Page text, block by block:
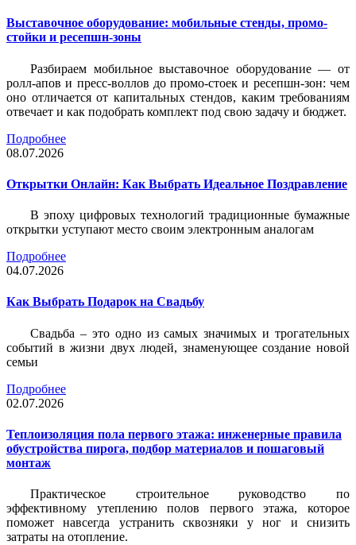
Выставочное оборудование: мобильные стенды, промо-
стойки и ресепшн-зоны
Разбираем мобильное выставочное оборудование — от
ролл-апов и пресс-воллов до промо-стоек и ресепшн-зон: чем
оно отличается от капитальных стендов, каким требованиям
отвечает и как подобрать комплект под свою задачу и бюджет.
Подробнее
08.07.2026
Открытки Онлайн: Как Выбрать Идеальное Поздравление
В эпоху цифровых технологий традиционные бумажные
открытки уступают место своим электронным аналогам
Подробнее
04.07.2026
Как Выбрать Подарок на Свадьбу
Свадьба – это одно из самых значимых и трогательных
событий в жизни двух людей, знаменующее создание новой
семьи
Подробнее
02.07.2026
Теплоизоляция пола первого этажа: инженерные правила
обустройства пирога, подбор материалов и пошаговый
монтаж
Практическое строительное руководство по
эффективному утеплению полов первого этажа, которое
поможет навсегда устранить сквозняки у ног и снизить
затраты на отопление.